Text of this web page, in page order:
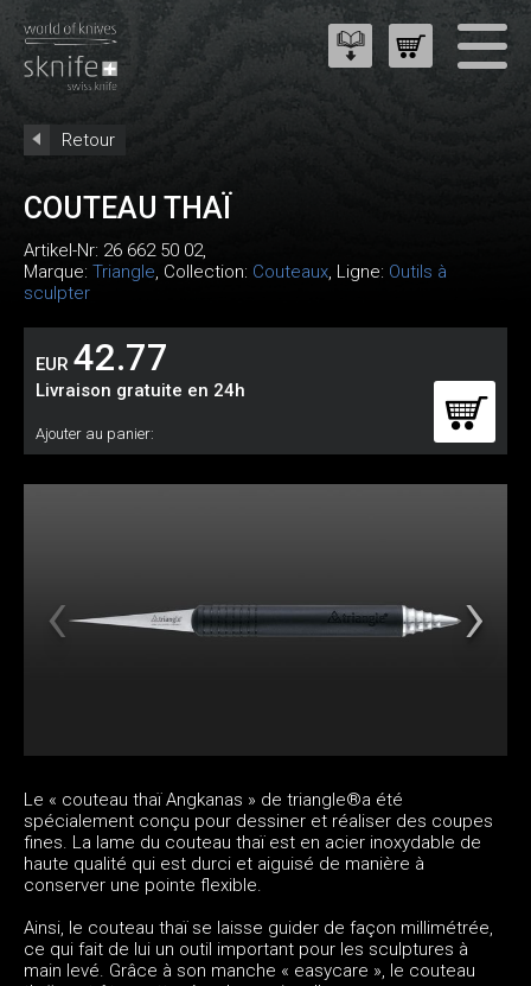
Retour
COUTEAU THAÏ
Artikel-Nr: 26 662 50 02,
Marque: Triangle, Collection: Couteaux, Ligne: Outils à
sculpter
EUR 42.77
Livraison gratuite en 24h
Ajouter au panier:
Le « couteau thaï Angkanas » de triangle®a été
spécialement conçu pour dessiner et réaliser des coupes
fines. La lame du couteau thaï est en acier inoxydable de
haute qualité qui est durci et aiguisé de manière à
conserver une pointe flexible.
Ainsi, le couteau thaï se laisse guider de façon millimétrée,
ce qui fait de lui un outil important pour les sculptures à
main levé. Grâce à son manche « easycare », le couteau